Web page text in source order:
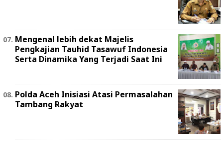
Mengenal lebih dekat Majelis
Pengkajian Tauhid Tasawuf Indonesia
Serta Dinamika Yang Terjadi Saat Ini
Polda Aceh Inisiasi Atasi Permasalahan
Tambang Rakyat